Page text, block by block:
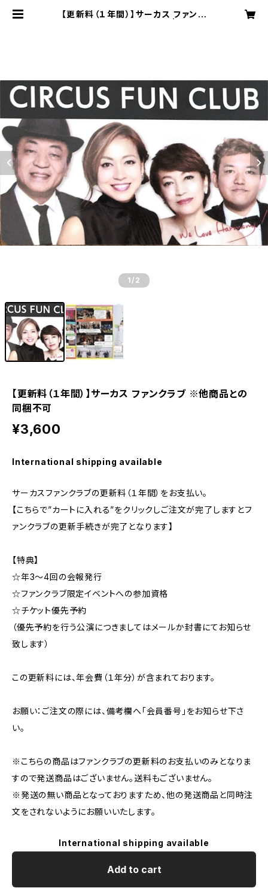
【更新料（１年間）】サーカス ファンク
1 /2
【更新料（１年間）】サーカス ファンクラブ ※他商品との
同梱不可
¥3,600
International shipping available
サーカスファンクラブの更新料（１年間）をお支払い。
【こちらで”カートに入れる”をクリックしご注文が完了しますとフ
ァンクラブの更新手続きが完了となります】
【特典】
☆年3～4回の会報発行
☆ファンクラブ限定イベントへの参加資格
☆チケット優先予約
（優先予約を行う公演につきましてはメールか封書にてお知らせ
致します）
この更新料には、年会費（１年分）が含まれております。
お願い：ご注文の際には、備考欄へ「会員番号」をお知らせ下さ
い。
※こちらの商品はファンクラブの更新料のお支払いのみとなりま
すので発送商品はございません。送料もございません。
※発送の無い商品となっておりますため、他の発送商品と同時注
文をされないようにお願いいたします。
International shipping available
Add to cart